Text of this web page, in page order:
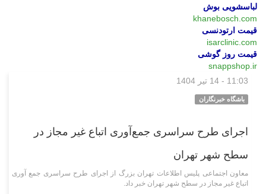
لباسشویی بوش
khanebosch.com
قیمت ارتودنسی
isarclinic.com
قیمت روز گوشی
snappshop.ir
11:03 - 14 تیر 1404
باشگاه خبرنگاران
اجرای طرح سراسری جمع‌آوری اتباع غیر مجاز در
سطح شهر تهران
معاون اجتماعی پلیس اطلاعات تهران بزرگ از اجرای طرح سراسری جمع آوری
اتباع غیر مجاز در سطح شهر تهران خبر داد.